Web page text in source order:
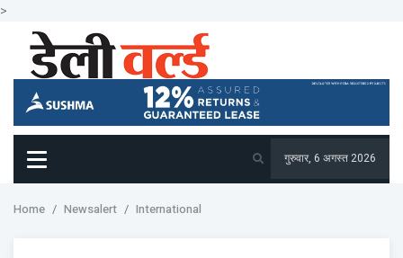
>
गुरुवार, 6 अगस्त 2026
Home Newsalert International